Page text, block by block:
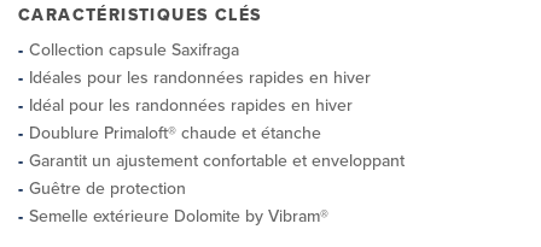
CARACTÉRISTIQUES CLÉS
Collection capsule Saxifraga
Idéales pour les randonnées rapides en hiver
Idéal pour les randonnées rapides en hiver
Doublure Primaloft® chaude et étanche
Garantit un ajustement confortable et enveloppant
Guêtre de protection
Semelle extérieure Dolomite by Vibram®